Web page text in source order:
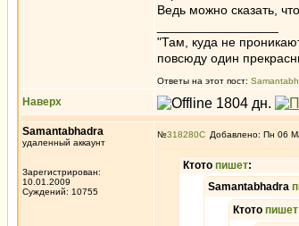
Ведь можно сказать,
"Там, куда не
повсюду один
Ответы на этот пост:
Наверх
Samantabhadra
удаленный аккаунт
Зарегистрирован:
10.01.2009
Суждений: 10755
№318280 Добавлено: Пн 06
Ктото пишет:
Samantabhadra
Ктото пишет